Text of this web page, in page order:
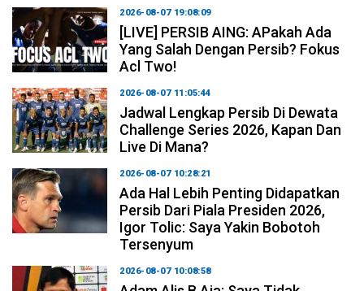
2026-08-07 19:08:09
[LIVE] PERSIB AING: APakah Ada
Yang Salah Dengan Persib? Fokus
Acl Two!
2026-08-07 11:05:44
Jadwal Lengkap Persib Di Dewata
Challenge Series 2026, Kapan Dan
Live Di Mana?
2026-08-07 10:28:21
Ada Hal Lebih Penting Didapatkan
Persib Dari Piala Presiden 2026,
Igor Tolic: Saya Yakin Bobotoh
Tersenyum
2026-08-07 10:08:58